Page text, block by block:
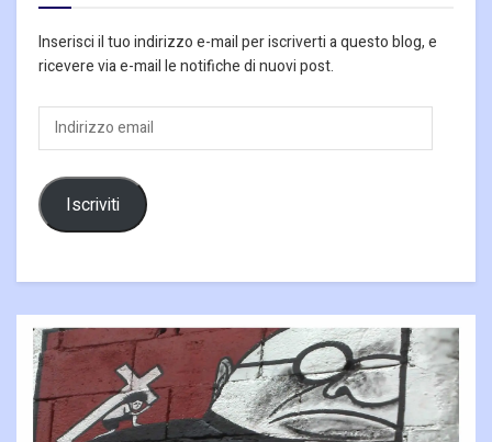
Inserisci il tuo indirizzo e-mail per iscriverti a questo blog, e
ricevere via e-mail le notifiche di nuovi post.
Indirizzo
email
Iscriviti